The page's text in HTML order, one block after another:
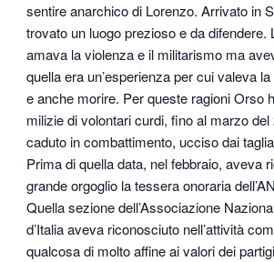
sentire anarchico di Lorenzo. Arrivato in
trovato un luogo prezioso e da difendere.
amava la violenza e il militarismo ma
quella era un’esperienza per cui valeva
e anche morire. Per queste ragioni Orso
milizie di volontari curdi, fino al marzo del
caduto in combattimento, ucciso dai
Prima di quella data, nel febbraio, aveva
grande orgoglio la tessera onoraria
Quella sezione dell’Associazione
d’Italia aveva riconosciuto nell’attività
qualcosa di molto affine ai valori dei